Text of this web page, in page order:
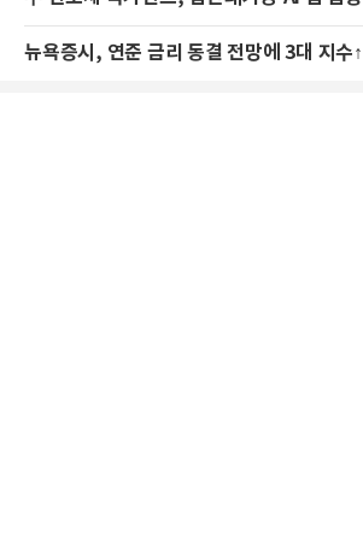
뉴욕증시, 연준 금리 동결 전망에 3대 지수↑